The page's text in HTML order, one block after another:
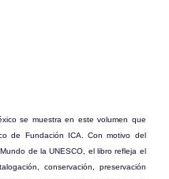
se muestra en este volumen que
de Fundación ICA. Con motivo del
de la UNESCO, el libro refleja el
conservación, preservación